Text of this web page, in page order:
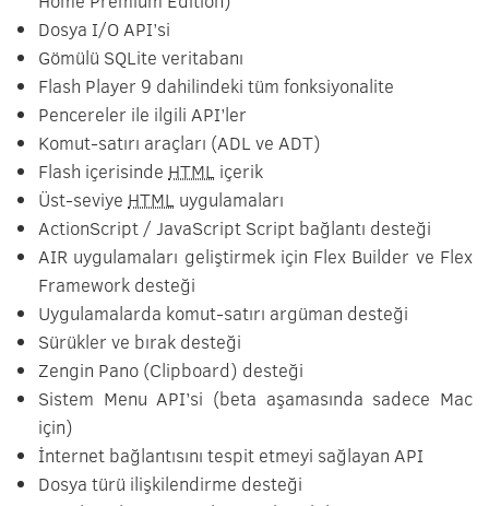
Dosya I/O API’si
Gömülü SQLite veritabanı
Flash Player 9 dahilindeki tüm fonksiyonalite
Pencereler ile ilgili API’ler
Komut-satırı araçları (ADL ve ADT)
Flash içerisinde HTML içerik
Üst-seviye HTML uygulamaları
ActionScript / JavaScript Script bağlantı desteği
AIR uygulamaları geliştirmek için Flex Builder ve Flex
Framework desteği
Uygulamalarda komut-satırı argüman desteği
Sürükler ve bırak desteği
Zengin Pano (Clipboard) desteği
Sistem Menu API’si (beta aşamasında sadece Mac
için)
İnternet bağlantısını tespit etmeyi sağlayan API
Dosya türü ilişkilendirme desteği